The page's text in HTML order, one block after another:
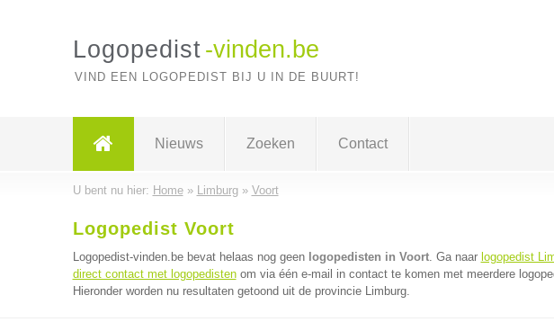
Logopedist -vinden.be
VIND EEN LOGOPEDIST BIJ U IN DE BUURT!
Nieuws Zoeken Contact
U bent nu hier: Home» Limburg» Voort
Logopedist Voort
Logopedist-vinden.be bevat helaas nog geen logopedisten in Voort. Ga naar logopedist
direct contact met logopedistenom via één e-mail in contact te komen met meerdere
Hieronder worden nu resultaten getoond uit de provincie Limburg.